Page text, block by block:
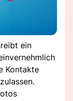
ein
Kontakte